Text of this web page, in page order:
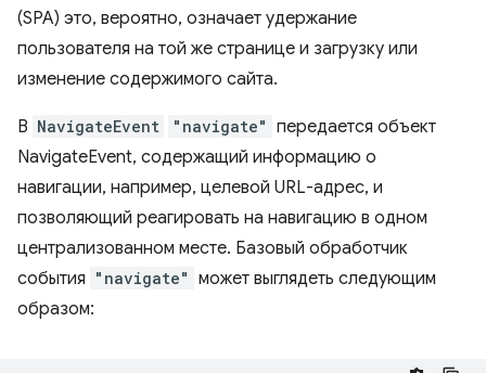
(SPA) это, вероятно, означает удержание
пользователя на той же странице и загрузку или
изменение содержимого сайта.
В NavigateEvent "navigate" передается объект
NavigateEvent, содержащий информацию о
навигации, например, целевой URL-адрес, и
позволяющий реагировать на навигацию в одном
централизованном месте. Базовый обработчик
события "navigate" может выглядеть следующим
образом: